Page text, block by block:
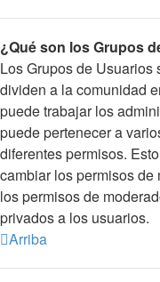
¿Qué son los Grupos
Los Grupos de
dividen a la comunidad
puede trabajar los
puede pertenecer a
diferentes permisos.
cambiar los permisos
los permisos de
privados a los usuarios.
Arriba